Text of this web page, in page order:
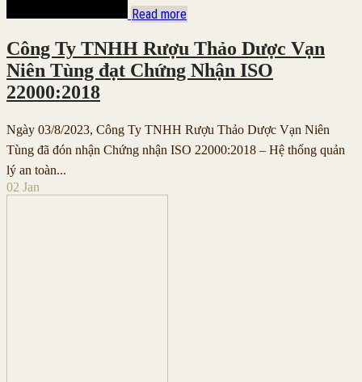
Read more
Công Ty TNHH Rượu Thảo Dược Vạn
Niên Tùng đạt Chứng Nhận ISO
22000:2018
Ngày 03/8/2023, Công Ty TNHH Rượu Thảo Dược Vạn Niên
Tùng đã đón nhận Chứng nhận ISO 22000:2018 – Hệ thống quản
lý an toàn...
02 Jan